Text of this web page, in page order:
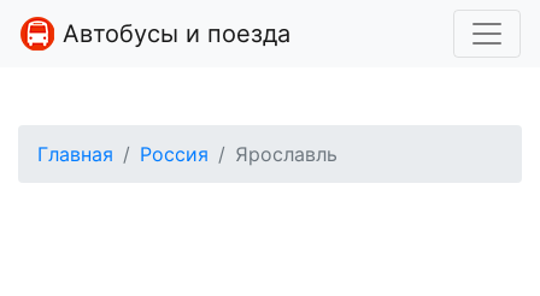
Автобусы и поезда
Главная Россия Ярославль